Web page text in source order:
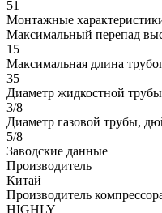
51
Монтажные
Максимальный перепад
15
Максимальная длина
35
Диаметр жидкостной
3/8
Диаметр газовой трубы,
5/8
Заводские данные
Производитель
Китай
Производитель
HIGHLY